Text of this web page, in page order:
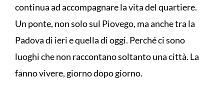
continua ad accompagnare la vita del quartiere.
Un ponte, non solo sul Piovego, ma anche tra la
Padova di ieri e quella di oggi. Perché ci sono
luoghi che non raccontano soltanto una città. La
fanno vivere, giorno dopo giorno.